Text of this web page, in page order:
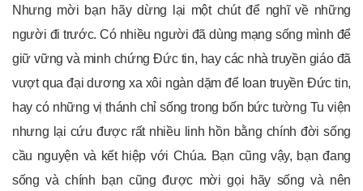
Nhưng mời bạn hãy dừng lại một chút để nghĩ về những
người đi trước. Có nhiều người đã dùng mạng sống mình để
giữ vững và minh chứng Đức tin, hay các nhà truyền giáo đã
vượt qua đại dương xa xôi ngàn dặm để loan truyền Đức tin,
hay có những vị thánh chỉ sống trong bốn bức tường Tu viện
nhưng lại cứu được rất nhiều linh hồn bằng chính đời sống
cầu nguyện và kết hiệp với Chúa. Bạn cũng vậy, bạn đang
sống và chính bạn cũng được mời gọi hãy sống và nên